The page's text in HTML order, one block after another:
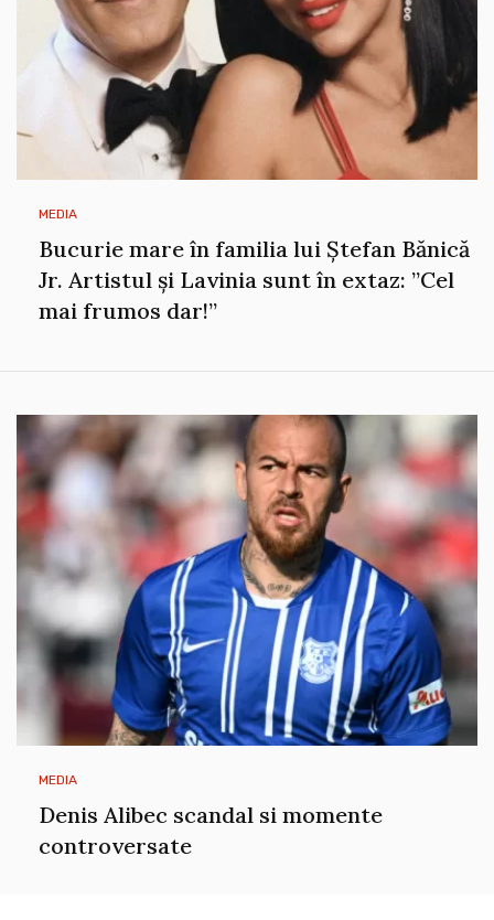
MEDIA
Bucurie mare în familia lui Ștefan Bănică
Jr. Artistul și Lavinia sunt în extaz: ”Cel
mai frumos dar!”
MEDIA
Denis Alibec scandal si momente
controversate